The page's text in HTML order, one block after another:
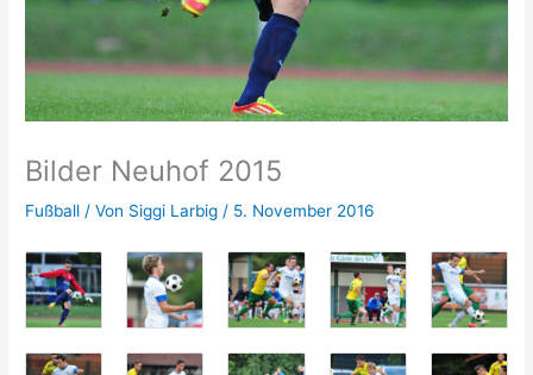
Bilder Neuhof 2015
Fußball / Von Siggi Larbig / 5. November 2016